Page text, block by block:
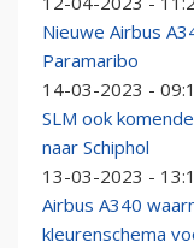
Nieuwe Airbus
Paramaribo
14-03-2023 -
SLM ook
naar Schiphol
13-03-2023 -
Airbus A340
kleurenschema